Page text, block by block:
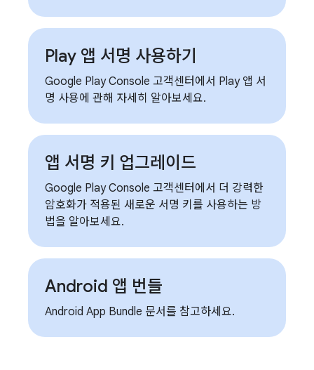
Play 앱 서명 사용하기
Google Play Console 고객센터에서 Play 앱 서
명 사용에 관해 자세히 알아보세요.
앱 서명 키 업그레이드
Google Play Console 고객센터에서 더 강력한
암호화가 적용된 새로운 서명 키를 사용하는 방
법을 알아보세요.
Android 앱 번들
Android App Bundle 문서를 참고하세요.